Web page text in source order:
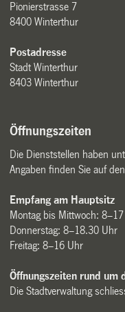
Pionierstrasse 7
8400 Winterthur
Postadresse
Stadt Winterthur
8403 Winterthur
Öffnungszeiten
Die Dienststellen haben
Angaben finden Sie auf
Empfang am Hauptsitz
Montag bis Mittwoch:
Donnerstag: 8–18.30 Uhr
Freitag: 8–16 Uhr
Öffnungszeiten rund um
Die Stadtverwaltung